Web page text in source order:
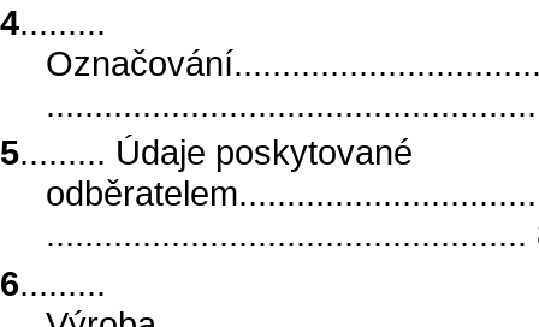
4.........
5......... Údaje poskytované
..................................................
6.........